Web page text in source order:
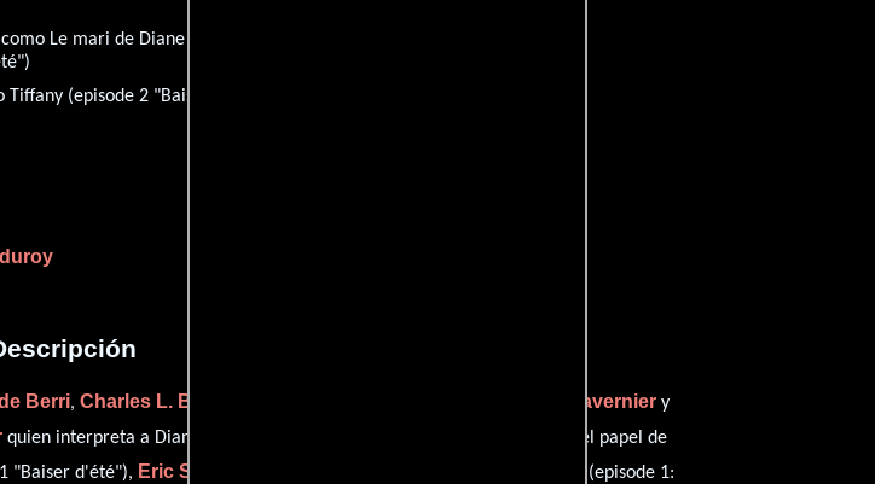
como Le mari de Diane
Tiffany (episode 2 "Baiser
Berri,Charles L. Bitsch Bertrand Tavernier y
quien interpreta a Diane (episode 1 "Baiser d'été"),
en el papel de
"Baiser d'été"), Eric Schlumberger
personificando a Le mari de Diane (episode 1: